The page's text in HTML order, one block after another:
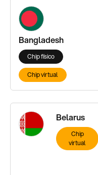
Bangladesh
Chip físico
Chip virtual
Belarus
Chip
virtual